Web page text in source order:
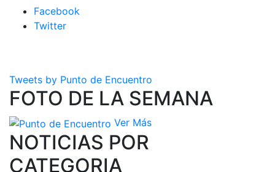
Facebook
Twitter
Tweets by Punto de Encuentro
FOTO DE LA SEMANA
Ver Más
NOTICIAS POR
CATEGORIA